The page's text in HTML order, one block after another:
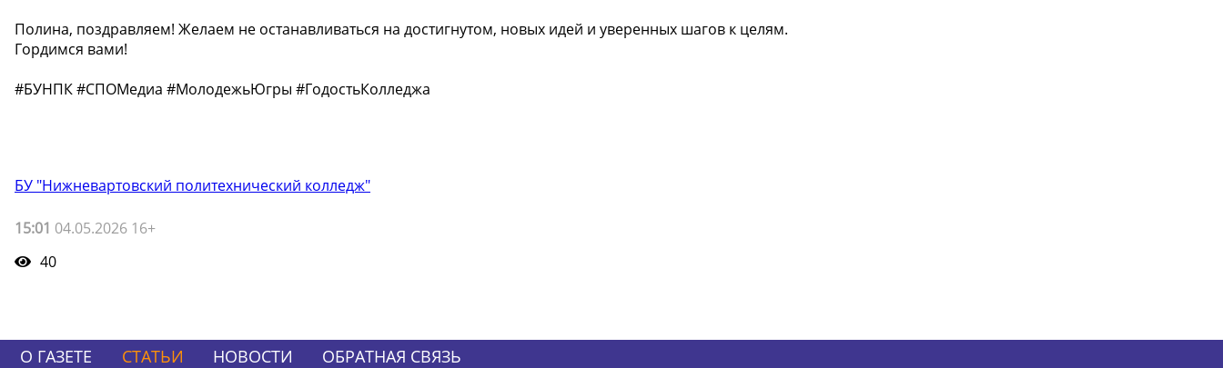
Полина, поздравляем! Желаем не останавливаться на достигнутом, новых идей и уверенных шагов к целям.
Гордимся вами!
#БУНПК #СПОМедиа #МолодежьЮгры #ГодостьКолледжа
БУ "Нижневартовский политехнический колледж"
15:01 04.05.2026 16+
40
О ГАЗЕТЕ СТАТЬИ НОВОСТИ ОБРАТНАЯ СВЯЗЬ